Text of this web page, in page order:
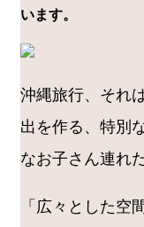
います。
沖縄旅行、それ
出を作る、特別
なお子さん連れ
「広々とした空